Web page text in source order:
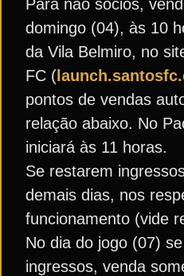
Para não sócios,
domingo (04), às 10
da Vila Belmiro, no
FC (
pontos de vendas
relação abaixo. No
iniciará às 11 horas.
Se restarem
demais dias, nos
funcionamento (vide
No dia do jogo (07)
ingressos, venda